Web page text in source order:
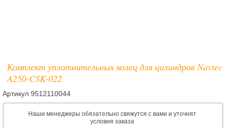
Комплект уплотнительных колец для цилиндров Navtec
A250-CSK-022
Артикул 9512110044
Наши менеджеры обязательно свяжутся с вами и уточнят
условия заказа